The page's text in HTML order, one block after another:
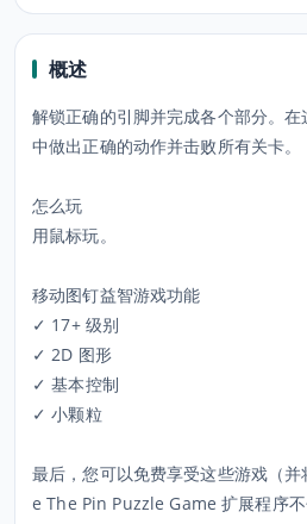
概述
解锁正确的引脚并完成各个部分。
中做出正确的动作并击败所有关卡。
怎么玩
用鼠标玩。
移动图钉益智游戏功能
✓ 17+ 级别
✓ 2D 图形
✓ 基本控制
✓ 小颗粒
最后，您可以免费享受这些游戏（
e The Pin Puzzle Game 扩展程序不